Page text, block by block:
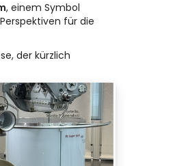
, einem Symbol
für die
der kürzlich